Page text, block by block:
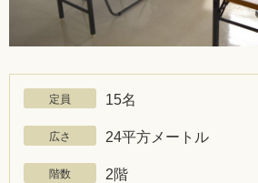
定員 15名
広さ 24平方メートル
階数 2階